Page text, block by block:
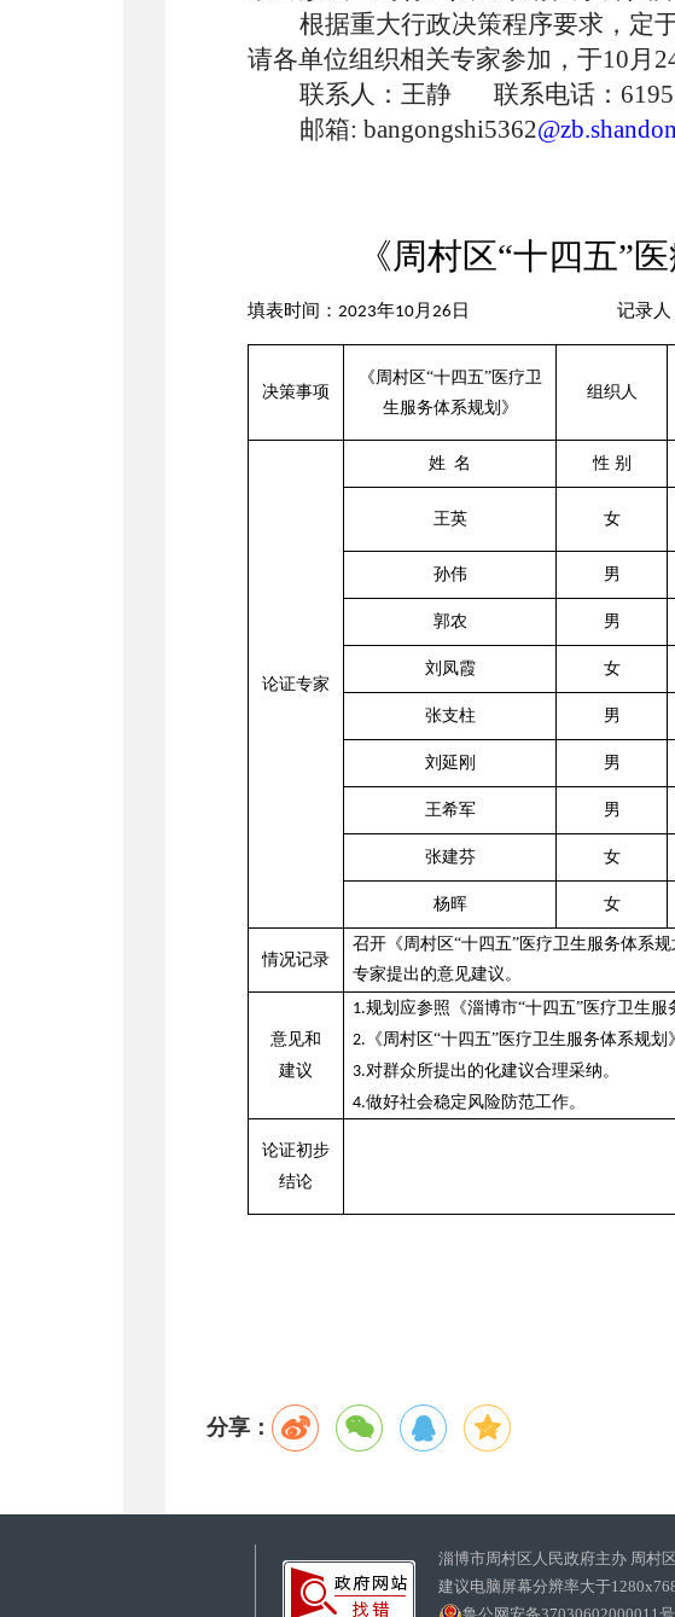
根据重大行政决策程序要求，定
请各单位组织相关专家参加，于10月
联系人：王静
联系电话：
邮箱: bangongshi5362
《周村区“十四五”
填表时间： 2023年10月 26 日 记录人
决策事项
《周村区“十四五”医疗卫
生服务体系规划》
组织人
论证专家
姓 名 性 别
王英 女
孙伟 男
郭农 男
刘凤霞 女
张支柱 男
刘延刚 男
王希军 男
张建芬 女
杨晖 女
情况记录
召开《周村区“十四五”医疗卫生服务体系
专家提出的意见建议。
意见和
建议
1.规划应参照《淄博市“十四五”医疗卫生服
2. 《周村区“十四五”医疗卫生服务体系规划
3.对群众所提出的化建议合理采纳。
4.做好社会稳定风险防范工作。
论证初步
结论
分享：
淄博市周村区人民政府主办 周村
建议电脑屏幕分辨率大于